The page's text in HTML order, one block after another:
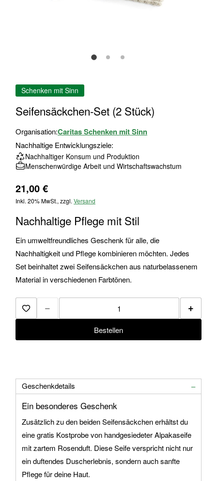
Anfang
der
Bildgalerie
springen
Schenken mit Sinn
Seifensäckchen-Set (2 Stück)
Organisation:Caritas Schenken mit Sinn
Nachhaltige Entwicklungsziele:
Nachhaltiger Konsum und Produktion
Menschenwürdige Arbeit und Wirtschaftswachstum
21,00 €
Inkl. 20% MwSt., zzgl. Versand
Nachhaltige Pflege mit Stil
Ein umweltfreundliches Geschenk für alle, die
Nachhaltigkeit und Pflege kombinieren möchten. Jedes
Set beinhaltet zwei Seifensäckchen aus naturbelassenem
Material in verschiedenen Farbtönen.
Zur Merkliste hinzufügen
− +
Bestellen
Geschenkdetails
Ein besonderes Geschenk
Zusätzlich zu den beiden Seifensäckchen erhältst du
eine gratis Kostprobe von handgesiedeter Alpakaseife
mit zartem Rosenduft. Diese Seife verspricht nicht nur
ein duftendes Duscherlebnis, sondern auch sanfte
Pflege für deine Haut.